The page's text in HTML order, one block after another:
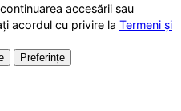
accesării sau
acordul cu privire la Termeni și
Preferințe